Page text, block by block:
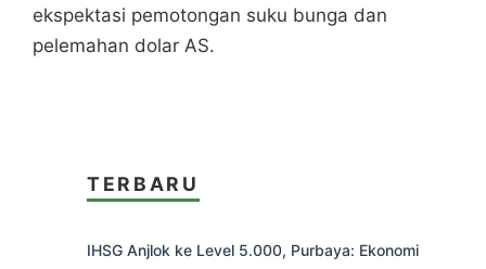
ekspektasi pemotongan suku bunga dan
pelemahan dolar AS.
TERBARU
IHSG Anjlok ke Level 5.000, Purbaya: Ekonomi